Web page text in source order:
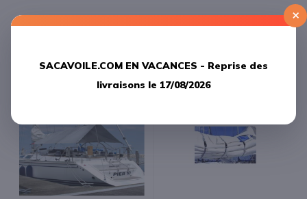
×
SACAVOILE.COM EN VACANCES - Reprise des
livraisons le 17/08/2026